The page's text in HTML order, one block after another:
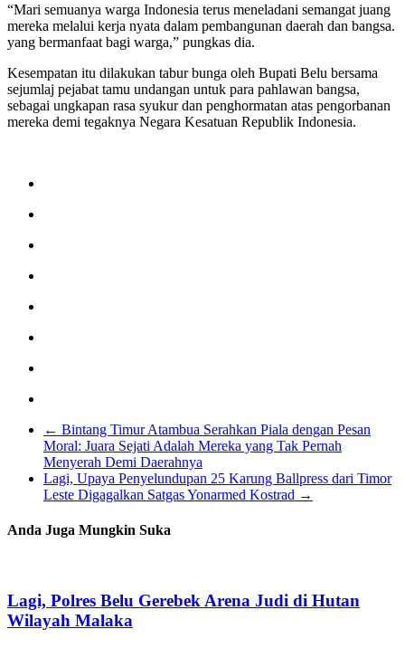
“Mari semuanya warga Indonesia terus meneladani semangat juang
mereka melalui kerja nyata dalam pembangunan daerah dan bangsa.
yang bermanfaat bagi warga,” pungkas dia.
Kesempatan itu dilakukan tabur bunga oleh Bupati Belu bersama
sejumlaj pejabat tamu undangan untuk para pahlawan bangsa,
sebagai ungkapan rasa syukur dan penghormatan atas pengorbanan
mereka demi tegaknya Negara Kesatuan Republik Indonesia.
← Bintang Timur Atambua Serahkan Piala dengan Pesan
Moral: Juara Sejati Adalah Mereka yang Tak Pernah
Menyerah Demi Daerahnya
Lagi, Upaya Penyelundupan 25 Karung Ballpress dari Timor
Leste Digagalkan Satgas Yonarmed Kostrad →
Anda Juga Mungkin Suka
Lagi, Polres Belu Gerebek Arena Judi di Hutan
Wilayah Malaka